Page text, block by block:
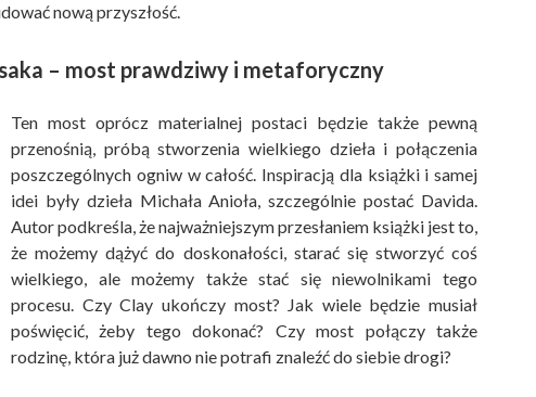
nową przyszłość.
– most prawdziwy i metaforyczny
Ten most oprócz materialnej postaci będzie także pewną
przenośnią, próbą stworzenia wielkiego dzieła i połączenia
poszczególnych ogniw w całość. Inspiracją dla książki i samej
idei były dzieła Michała Anioła, szczególnie postać Davida.
Autor podkreśla, że najważniejszym przesłaniem książki jest to,
że możemy dążyć do doskonałości, starać się stworzyć coś
wielkiego, ale możemy także stać się niewolnikami tego
procesu. Czy Clay ukończy most? Jak wiele będzie musiał
poświęcić, żeby tego dokonać? Czy most połączy także
rodzinę, która już dawno nie potrafi znaleźć do siebie drogi?